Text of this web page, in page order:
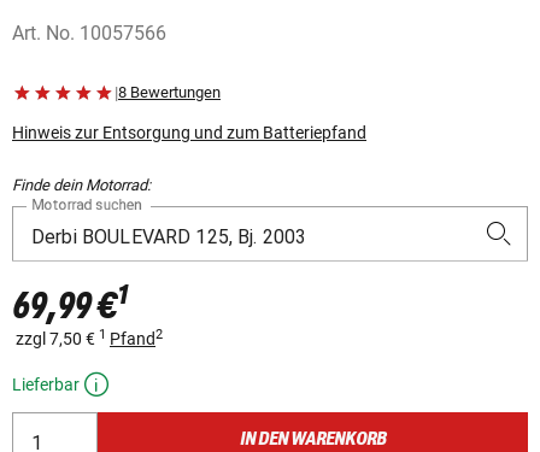
Art. No. 10057566
|8 Bewertungen
Hinweis zur Entsorgung und zum Batteriepfand
Finde dein Motorrad:
Motorrad suchen
69,99 €1
zzgl 7,50 € 1 Pfand2
Lieferbar
IN DEN WARENKORB